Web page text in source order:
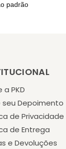
a PKD
seu Depoimento
de Privacidade
de Entrega
e Devoluções